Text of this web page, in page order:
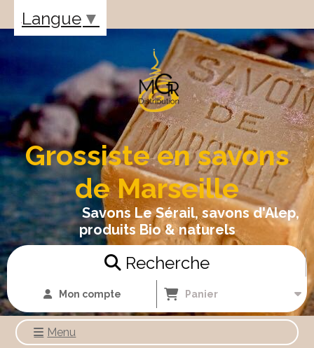
Grossiste en savons
de Marseille
Savons Le Sérail, savons d'Alep,
produits Bio & naturels
Recherche
Mon compte Panier
Menu
Langue ▼